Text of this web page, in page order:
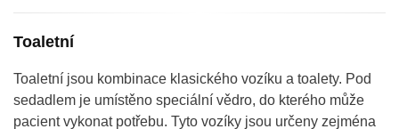
Toaletní
Toaletní jsou kombinace klasického vozíku a toalety. Pod
sedadlem je umístěno speciální vědro, do kterého může
pacient vykonat potřebu. Tyto vozíky jsou určeny zejména